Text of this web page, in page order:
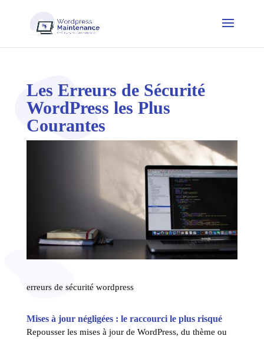
Les Erreurs de Sécurité
WordPress les Plus
Courantes
erreurs de sécurité wordpress
Mises à jour négligées : le raccourci le plus risqué
Repousser les mises à jour de WordPress, du thème ou